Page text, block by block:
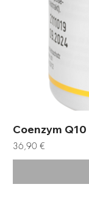
Coenzym
Preis
36,90 €